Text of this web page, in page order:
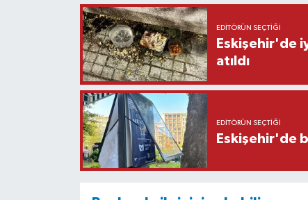
EDITÖRÜN SEÇTIĞI
Eskişehir'de
atıldı
EDITÖRÜN SEÇTIĞI
Eskişehir'de